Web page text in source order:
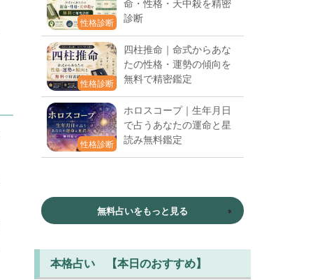
性格診断
命・性格・天中殺を精密
診断
性格診断
四柱推命｜命式からあな
たの性格・運勢の傾向を
無料で精密鑑定
性格診断
ホロスコープ｜生年月日
で占うあなたの運命と星
読み無料鑑定
無料占いをもっと見る
本格占い 【本日のおすすめ】